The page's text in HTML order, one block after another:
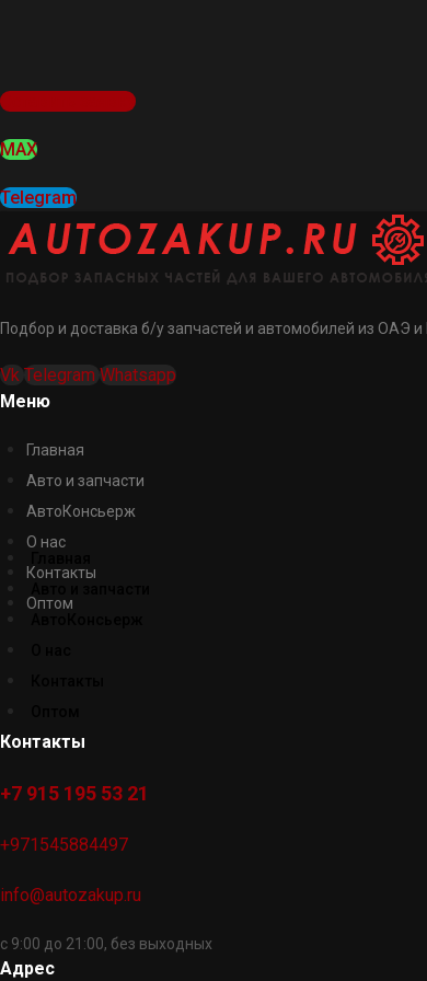
Оставить заявку
MAX
Telegram
Подбор и доставка б/у запчастей и автомобилей из ОАЭ
Vk Telegram Whatsapp
Меню
Главная
Авто и запчасти
АвтоКонсьерж
О нас
Контакты
Оптом
Контакты
+7 915 195 53 21
+971545884497
info@autozakup.ru
с 9:00 до 21:00, без выходных
Адрес